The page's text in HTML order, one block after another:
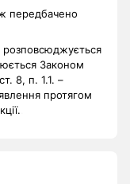
передбачено
розповсюджується
Законом
8, п. 1.1. –
протягом